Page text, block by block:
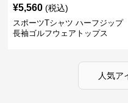
¥5,560 (税込)
スポーツTシャツ ハーフジップ
長袖ゴルフウェアトップス
人気ア